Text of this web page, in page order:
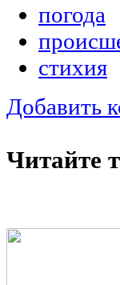
погода
стихия
Добавить
Читайте